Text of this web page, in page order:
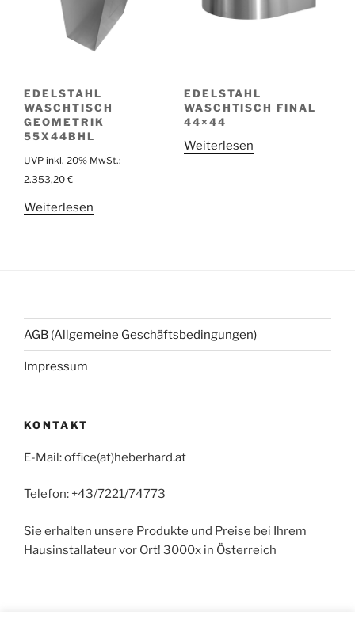
EDELSTAHL
WASCHTISCH
GEOMETRIK
55X44BHL
UVP inkl. 20% MwSt.:
2.353,20 €
Weiterlesen
EDELSTAHL
WASCHTISCH FINAL
44×44
Weiterlesen
AGB (Allgemeine Geschäftsbedingungen)
Impressum
KONTAKT
E-Mail: office(at)heberhard.at
Telefon: +43/7221/74773
Sie erhalten unsere Produkte und Preise bei Ihrem
Hausinstallateur vor Ort! 3000x in Österreich